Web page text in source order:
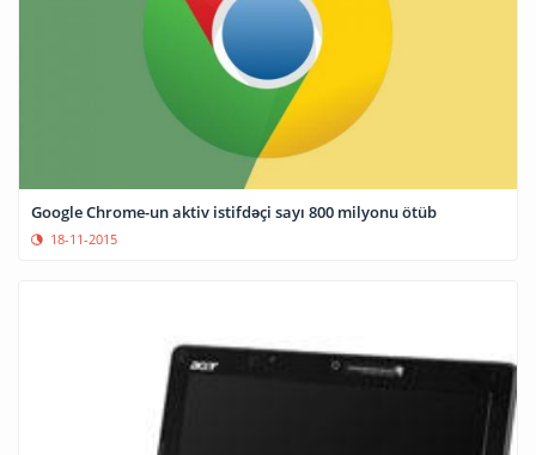
Google Chrome-un aktiv istifdəçi sayı 800 milyonu ötüb
18-11-2015